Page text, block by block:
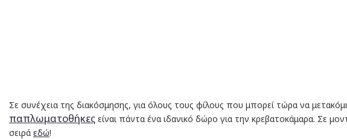
Σε συνέχεια της διακόσμησης, για όλους τους φίλους που μπορεί τώρα να
παπλωματοθήκες είναι πάντα ένα ιδανικό δώρο για την κρεβατοκάμαρα. Σε
σειρά εδώ!